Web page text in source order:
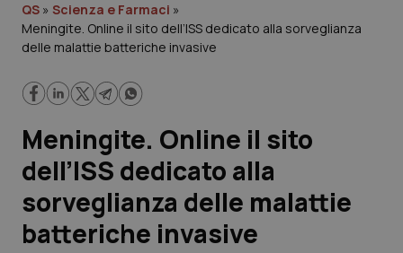
Governo e Parlamento
Regioni e Asl
Lavoro e Professioni
Scienza e Farmaci
Studi e Analisi
QS » Scienza e Farmaci »
Meningite. Online il sito dell’ISS dedicato alla sorveglianza
delle malattie batteriche invasive
Meningite. Online il sito
dell’ISS dedicato alla
sorveglianza delle malattie
batteriche invasive